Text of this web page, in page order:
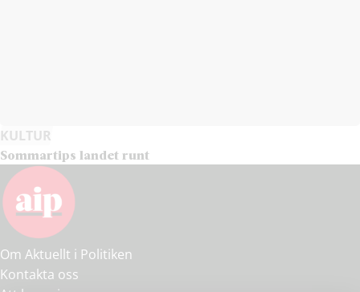
KULTUR
Sommartips landet runt
Om Aktuellt i Politiken
Kontakta oss